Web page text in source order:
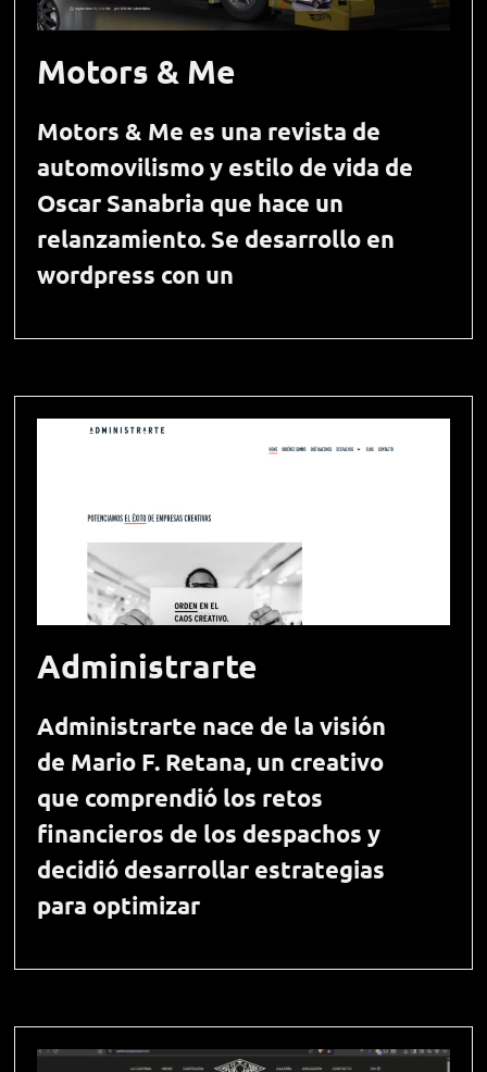
Motors & Me
Motors & Me es una revista de
automovilismo y estilo de vida de
Oscar Sanabria que hace un
relanzamiento. Se desarrollo en
wordpress con un
Administrarte
Administrarte nace de la visión
de Mario F. Retana, un creativo
que comprendió los retos
financieros de los despachos y
decidió desarrollar estrategias
para optimizar